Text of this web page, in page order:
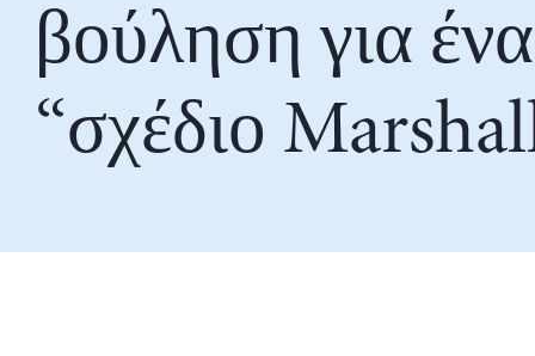
βούληση για ένα
“σχέδιο